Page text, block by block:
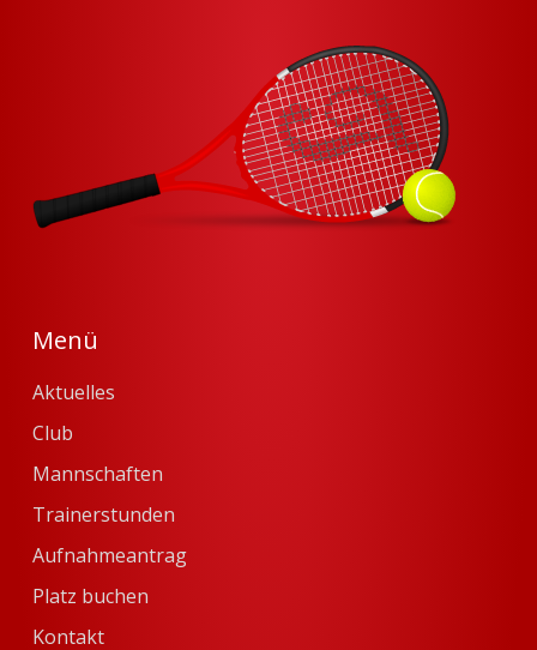
Menü
Aktuelles
Club
Mannschaften
Trainerstunden
Aufnahmeantrag
Platz buchen
Kontakt